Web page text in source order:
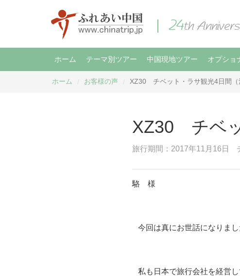
ホーム テーマ別ツアー 中国現地ツアー オプショ
ホーム お客様の声 XZ30 チベット・ラサ観光4日間（
XZ30 チベッ
旅行期間：2017年11月16日
駱 様
今回は真にお世話になりまし
私も日本で旅行会社を経営